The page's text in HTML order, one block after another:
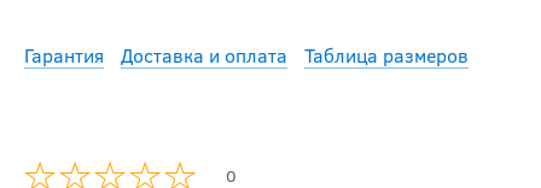
Гарантия Доставка и оплата Таблица размеров
0